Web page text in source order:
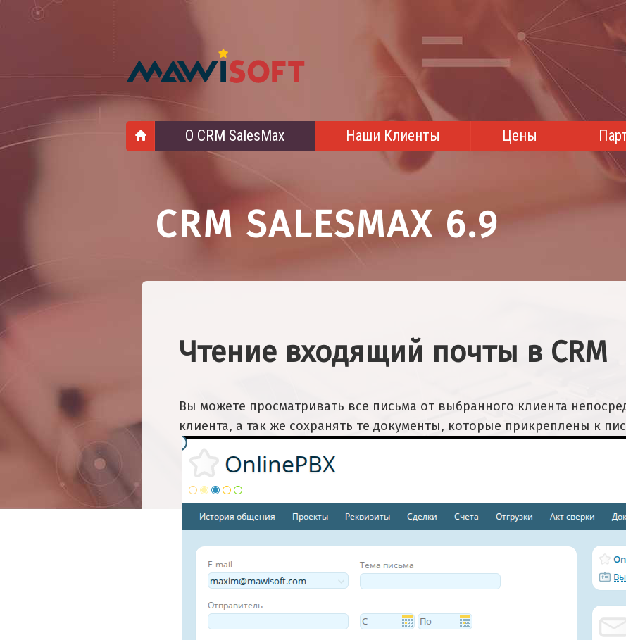
О CRM SalesMax Наши Клиенты Цены
CRM SALESMAX 6.9
Чтение входящий почты в CRM
Вы можете просматривать все письма от выбранного клиента
клиента, а так же сохранять те документы, которые прикреплены к